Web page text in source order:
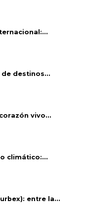
destinos...
vivo...
climático:...
entre la...